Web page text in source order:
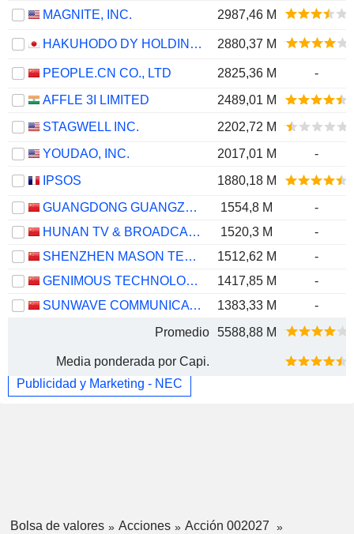
MAGNITE, INC. 2987,46 M
HAKUHODO DY HOLDINGS INC 2880,37 M
PEOPLE.CN CO., LTD 2825,36 M
-
AFFLE 3I LIMITED
2489,01 M
STAGWELL INC.
2202,72 M
YOUDAO, INC.
2017,01 M
-
IPSOS
1880,18 M
GUANGDONG GUANGZHOU DAILY MEDIA CO., LTD.
1554,8 M
-
HUNAN TV & BROADCAST INTERMEDIARY CO., LTD.
1520,3 M
-
SHENZHEN MASON TECHNOLOGIES CO.,LTD
1512,62 M
-
GENIMOUS TECHNOLOGY CO., LTD.
1417,85 M
-
SUNWAVE COMMUNICATIONS CO.LTD
1383,33 M
-
Promedio 5588,88 M
Media ponderada por Capi.
Publicidad y Marketing - NEC
Bolsa de valores Acciones
Acción 002027